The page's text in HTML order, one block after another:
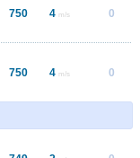
750 4 m/s 0
750 4 m/s 0